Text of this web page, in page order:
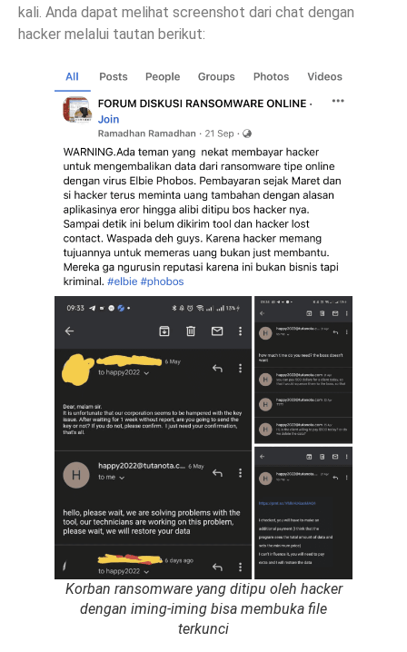
kali. Anda dapat melihat screenshot dari chat dengan
hacker melalui tautan berikut:
Korban ransomware yang ditipu oleh hacker
dengan iming-iming bisa membuka file
terkunci